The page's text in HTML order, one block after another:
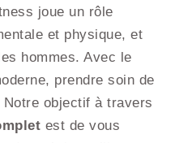
joue un rôle
et physique, et
hommes. Avec le
prendre soin de
objectif à travers
est de vous